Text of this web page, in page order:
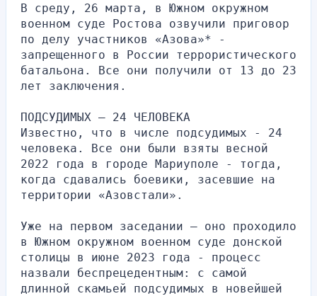
В среду, 26 марта, в Южном окружном
военном суде Ростова озвучили приговор
по делу участников «Азова»* -
запрещенного в России террористического
батальона. Все они получили от 13 до 23
лет заключения.
ПОДСУДИМЫХ – 24 ЧЕЛОВЕКА
Известно, что в числе подсудимых - 24
человека. Все они были взяты весной
2022 года в городе Мариуполе - тогда,
когда сдавались боевики, засевшие на
территории «Азовстали».
Уже на первом заседании – оно проходило
в Южном окружном военном суде донской
столицы в июне 2023 года - процесс
назвали беспрецедентным: с самой
длинной скамьей подсудимых в новейшей